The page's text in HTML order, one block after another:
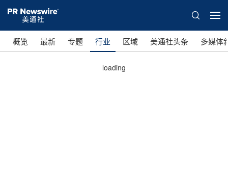
概览 最新 专题 行业 区域 美通社头条 多媒体
loading